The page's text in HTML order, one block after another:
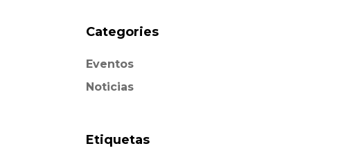
Categories
Eventos
Noticias
Etiquetas